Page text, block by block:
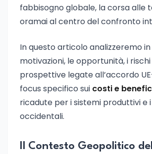
fabbisogno globale, la corsa alle
oramai al centro del confronto
In questo articolo analizzeremo
motivazioni, le opportunità, i
prospettive legate all’accordo
focus specifico sui costi e
ricadute per i sistemi produttivi e
occidentali.
Il Contesto Geopolitico